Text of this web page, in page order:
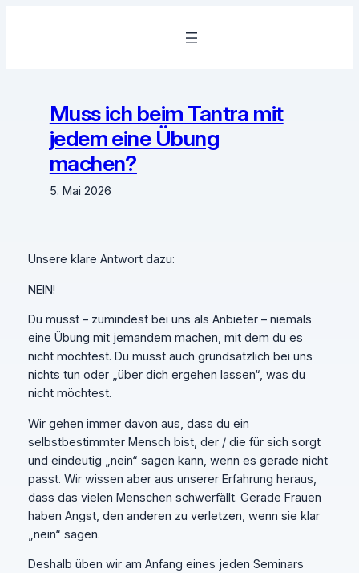
Muss ich beim Tantra mit
jedem eine Übung
machen?
5. Mai 2026
Unsere klare Antwort dazu:
NEIN!
Du musst – zumindest bei uns als Anbieter – niemals
eine Übung mit jemandem machen, mit dem du es
nicht möchtest. Du musst auch grundsätzlich bei uns
nichts tun oder „über dich ergehen lassen“, was du
nicht möchtest.
Wir gehen immer davon aus, dass du ein
selbstbestimmter Mensch bist, der / die für sich sorgt
und eindeutig „nein“ sagen kann, wenn es gerade nicht
passt. Wir wissen aber aus unserer Erfahrung heraus,
dass das vielen Menschen schwerfällt. Gerade Frauen
haben Angst, den anderen zu verletzen, wenn sie klar
„nein“ sagen.
Deshalb üben wir am Anfang eines jeden Seminars